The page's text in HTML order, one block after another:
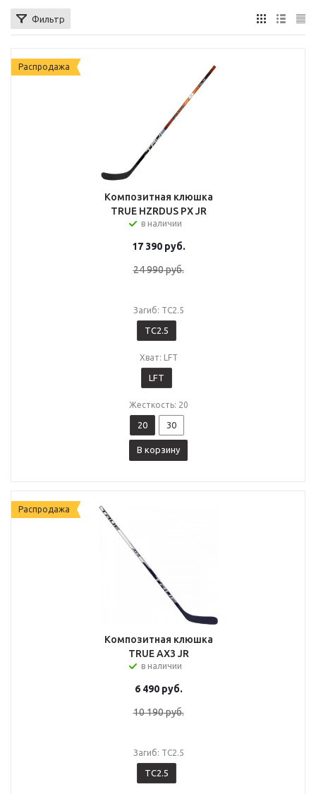
Фильтр
Распродажа
Композитная клюшка
TRUE HZRDUS PX JR
в наличии
17 390руб.
24 990руб.
Загиб: TC2.5
TC2.5
Хват: LFT
LFT
Жесткость: 20
20 30
В корзину
Распродажа
Композитная клюшка
TRUE AX3 JR
в наличии
6 490руб.
10 190руб.
Загиб: TC2.5
TC2.5